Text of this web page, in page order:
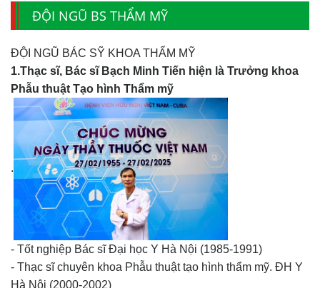
ĐỘI NGŨ BS THẨM MỸ
ĐỘI NGŨ BÁC SỸ KHOA THẨM MỸ
1.Thạc sĩ, Bác sĩ Bạch Minh Tiến hiện là Trưởng khoa
Phẫu thuật Tạo hình Thẩm mỹ
.
- Tốt nghiệp Bác sĩ Đại học Y Hà Nội (1985-1991)
- Thạc sĩ chuyên khoa Phẫu thuật tạo hình thẩm mỹ. ĐH Y
Hà Nội (2000-2002)